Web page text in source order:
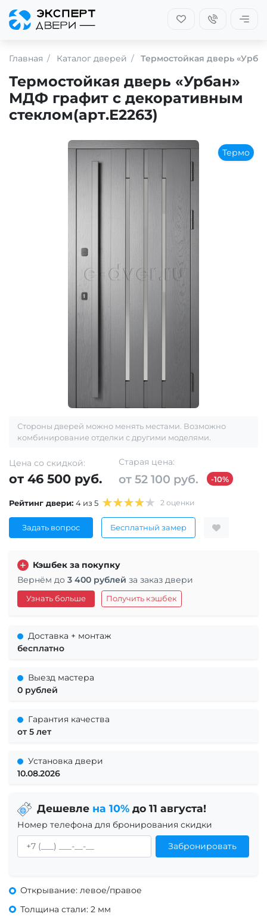
Главная Каталог дверей Термостойкая дверь
Термостойкая дверь «Урбан»
МДФ графит с декоративным
стеклом(арт.Е2263)
Термо
Стороны дверей можно менять местами. Возможно
комбинирование отделки с другими моделями.
Цена со скидкой:
от 46 500 руб.
Старая цена:
от 52 100 руб. -10%
Рейтинг двери: 4 из 5 2 оценки
Задать вопрос Бесплатный замер
Кэшбек за покупку
Вернём до 3 400 рублей за заказ двери
Узнать больше Получить кэшбек
Доставка + монтаж
бесплатно
Выезд мастера
0 рублей
Гарантия качества
от 5 лет
Установка двери
10.08.2026
Дешевле на 10%до 11 августа!
Номер телефона для бронирования скидки
Забронировать
Открывание: левое/правое
Толщина стали: 2 мм